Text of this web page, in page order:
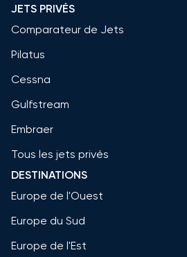
JETS PRIVÉS
Comparateur de Jets
Pilatus
Cessna
Gulfstream
Embraer
Tous les jets privés
DESTINATIONS
Europe de l'Ouest
Europe du Sud
Europe de l'Est